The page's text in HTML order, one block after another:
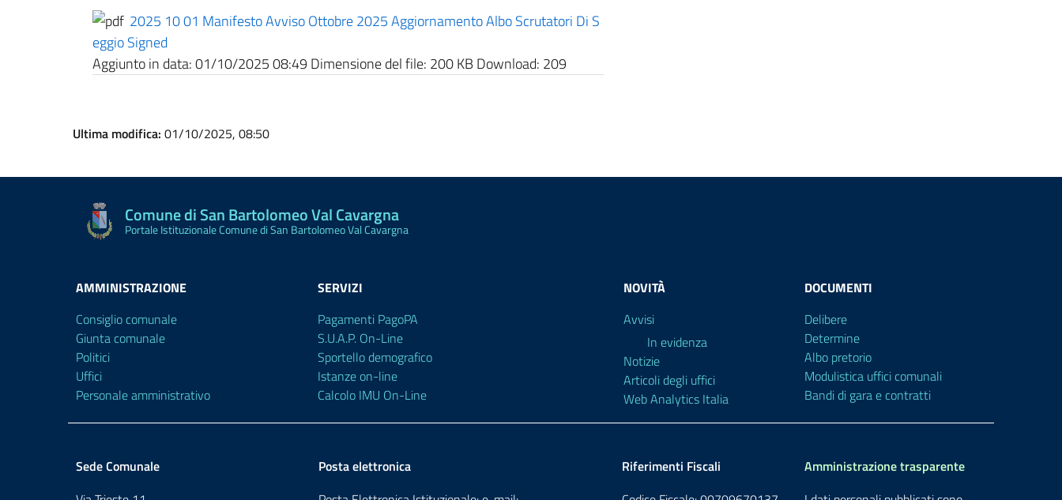
2025 10 01 Manifesto Avviso Ottobre 2025 Aggiornamento Albo Scrutatori Di S
eggio Signed
Aggiunto in data:01/10/2025 08:49 Dimensione del file: 200 KB Download: 209
Ultima modifica: 01/10/2025, 08:50
Comune di San Bartolomeo Val Cavargna
Portale Istituzionale Comune di San Bartolomeo Val Cavargna
AMMINISTRAZIONE
Consiglio comunale
Giunta comunale
Politici
Uffici
Personale amministrativo
SERVIZI
Pagamenti PagoPA
S.U.A.P. On-Line
Sportello demografico
Istanze on-line
Calcolo IMU On-Line
NOVITÀ
Avvisi
In evidenza
Notizie
Articoli degli uffici
Web Analytics Italia
DOCUMENTI
Delibere
Determine
Albo pretorio
Modulistica uffici comunali
Bandi di gara e contratti
Sede Comunale
Posta elettronica
Riferimenti Fiscali
Amministrazione trasparente